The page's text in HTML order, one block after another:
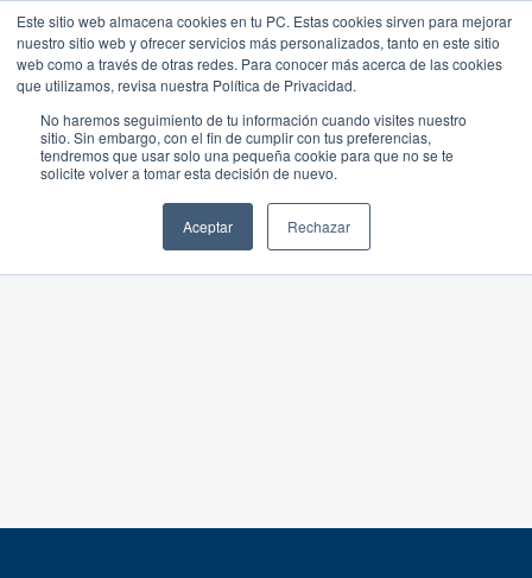
Este sitio web almacena cookies en tu PC. Estas cookies sirven para mejorar
nuestro sitio web y ofrecer servicios más personalizados, tanto en este sitio
web como a través de otras redes. Para conocer más acerca de las cookies
que utilizamos, revisa nuestra Política de Privacidad.
No haremos seguimiento de tu información cuando visites nuestro
sitio. Sin embargo, con el fin de cumplir con tus preferencias,
tendremos que usar solo una pequeña cookie para que no se te
solicite volver a tomar esta decisión de nuevo.
Aceptar Rechazar